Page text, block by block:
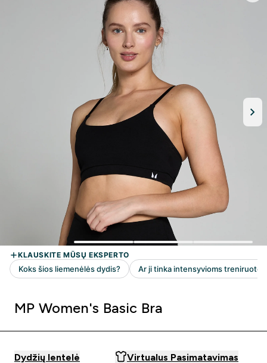
MP Women's Basic Bra
Dydžių lentelė Virtualus Pasimatavimas